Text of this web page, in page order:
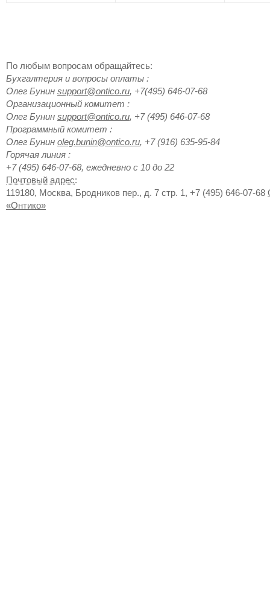
По любым вопросам обращайтесь:
Бухгалтерия и вопросы оплаты :
Олег Бунин support@ontico.ru, +7(495) 646-07-68
Организационный комитет :
Олег Бунин support@ontico.ru, +7 (495) 646-07-68
Программный комитет :
Олег Бунин oleg.bunin@ontico.ru, +7 (916) 635-95-84
Горячая линия :
+7 (495) 646-07-68, ежедневно с 10 до 22
Почтовый адрес:
119180, Москва, Бродников пер., д. 7 стр. 1, +7 (495) 646-07-68
«Онтико»